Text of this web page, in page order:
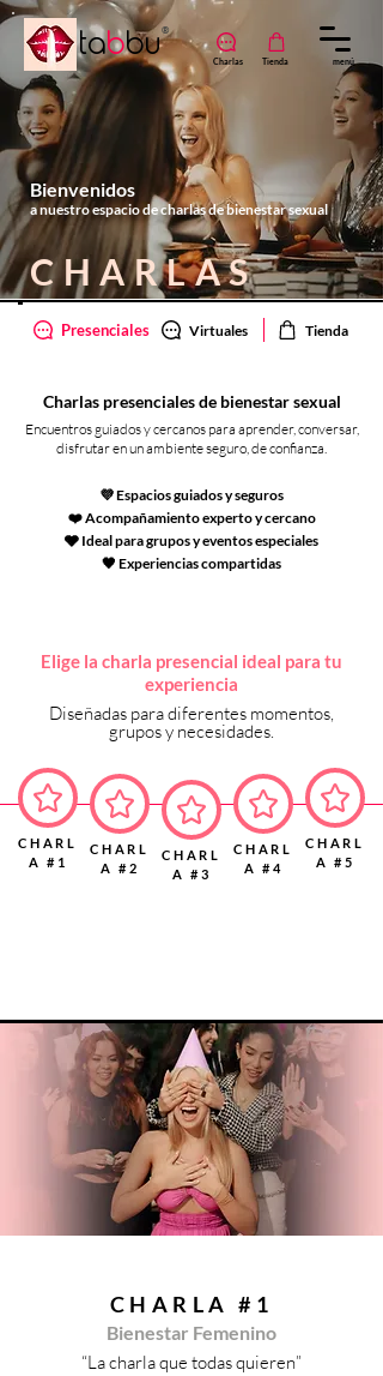
®
B I E N E S T A R Í N T I M O
tabbu Charlas Tienda menú
Bienvenidos
a nuestro espacio de charlas de bienestar sexual
CHARLAS
Presenciales Virtuales Tienda
Charlas presenciales de bienestar sexual
Encuentros guiados y cercanos para aprender, conversar,
disfrutar en un ambiente seguro, de confianza.
💜 Espacios guiados y seguros
❤️ Acompañamiento experto y cercano
🩶 Ideal para grupos y eventos especiales
🖤 Experiencias compartidas
Elige la charla presencial ideal para tu
experiencia
Diseñadas para diferentes momentos,
grupos y necesidades.
CHARL
A #1
CHARL
A #2
CHARL
A #3
CHARL
A #4
CHARL
A #5
CHARLA #1
Bienestar Femenino
“La charla que todas quieren”